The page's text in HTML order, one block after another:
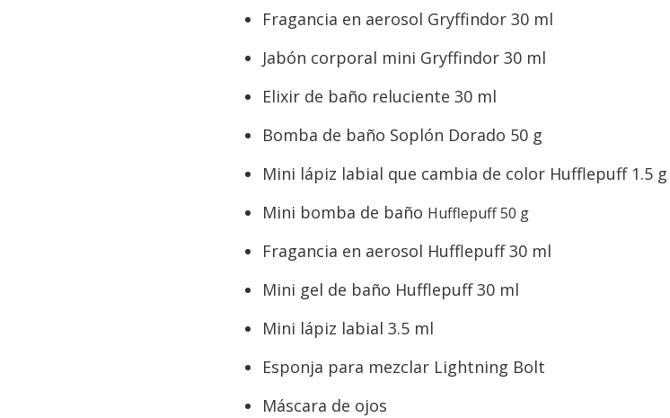
Fragancia en aerosol Gryffindor 30 ml
Jabón corporal mini Gryffindor 30 ml
Elixir de baño reluciente 30 ml
Bomba de baño Soplón Dorado 50 g
Mini lápiz labial que cambia de color Hufflepuff 1.5 g
Mini bomba de baño Hufflepuff 50 g
Fragancia en aerosol Hufflepuff 30 ml
Mini gel de baño Hufflepuff 30 ml
Mini lápiz labial 3.5 ml
Esponja para mezclar Lightning Bolt
Máscara de ojos